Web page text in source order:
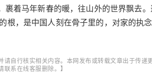
着马年新春的暖，往山外的世界飘去
，是中国人刻在骨子里的，对家的执念
自行核实相关内容。本网发布或转载文章出于传递
系在线客服删除。】